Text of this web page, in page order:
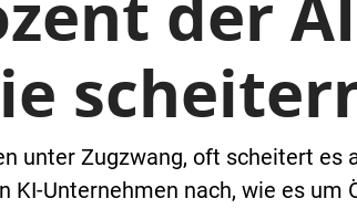
unter Zugzwang, oft scheitert es
KI-Unternehmen nach, wie es